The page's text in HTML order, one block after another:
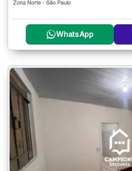
Zona Norte - São Paulo
WhatsApp